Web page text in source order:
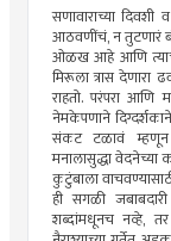
सणावाराच्या दिवशी
आठवणींचं, न तुटणारं
ओळख आहे आणि
मिरूला त्रास
राहतो. परंपरा आणि
नेमकेपणाने
संकट टळावं म्हणून
मनालासुद्धा वेदनेच्या
कुटुंबाला
ही सगळी
शब्दांमधूनच नव्हे,